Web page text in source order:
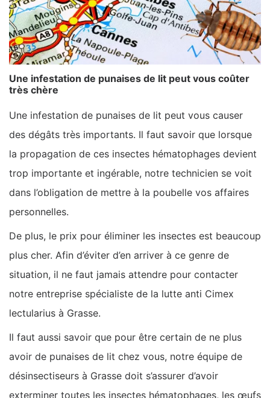
Une infestation de punaises de lit peut vous coûter
très chère
Une infestation de punaises de lit peut vous causer
des dégâts très importants. Il faut savoir que lorsque
la propagation de ces insectes hématophages devient
trop importante et ingérable, notre technicien se voit
dans l’obligation de mettre à la poubelle vos affaires
personnelles.
De plus, le prix pour éliminer les insectes est beaucoup
plus cher. Afin d’éviter d’en arriver à ce genre de
situation, il ne faut jamais attendre pour contacter
notre entreprise spécialiste de la lutte anti Cimex
lectularius à Grasse.
Il faut aussi savoir que pour être certain de ne plus
avoir de punaises de lit chez vous, notre équipe de
désinsectiseurs à Grasse doit s’assurer d’avoir
exterminer toutes les insectes hématophages, les œufs